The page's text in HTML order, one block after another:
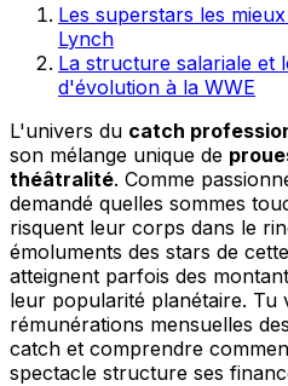
Les superstars les
Lynch
La structure salariale et
d'évolution à la WWE
L'univers du catch
son mélange unique de
théâtralité. Comme
demandé quelles sommes
risquent leur corps dans le
émoluments des stars de
atteignent parfois des
leur popularité planétaire. Tu
rémunérations mensuelles
catch et comprendre
spectacle structure ses